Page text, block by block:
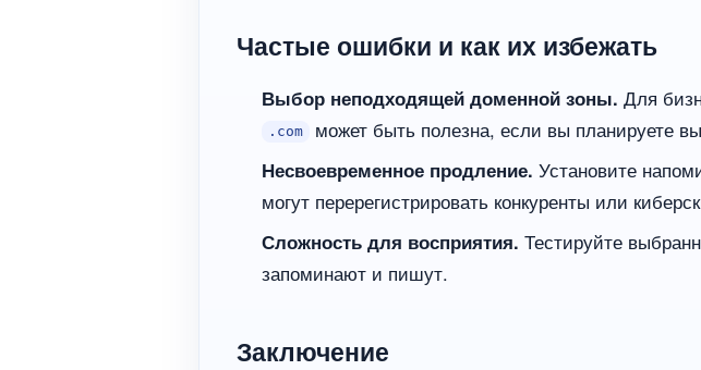
Частые ошибки и как их избежать
Выбор неподходящей доменной зоны. Для
.com
может быть полезна, если вы планируете
Несвоевременное продление. Установите
могут перерегистрировать конкуренты или
Сложность для восприятия. Тестируйте
запоминают и пишут.
Заключение